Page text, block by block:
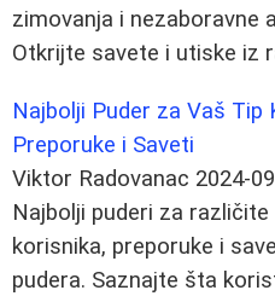
zimovanja i nezaboravne
Otkrijte savete i utiske iz
Najbolji Puder za Vaš Tip
Preporuke i Saveti
Viktor Radovanac 2024-
Najbolji puderi za
korisnika, preporuke i
pudera. Saznajte šta